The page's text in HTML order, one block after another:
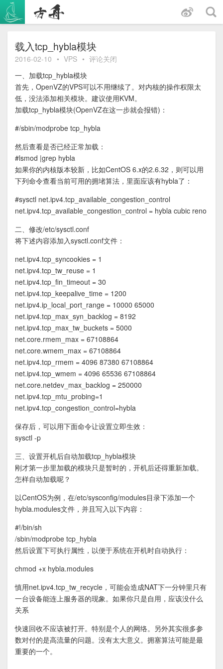
内
载入tcp_hybla模块
2016-02-10 • VPS • 评论关闭
一、加载tcp_hybla模块
首先，OpenVZ的VPS可以不用继续了。对内核的操作权限太
低，没法添加相关模块。建议使用KVM。
加载tcp_hybla模块(OpenVZ在这一步就会报错)：
#/sbin/modprobe tcp_hybla
然后查看是否已经正常加载：
#lsmod |grep hybla
如果你的内核版本较新，比如CentOS 6.x的2.6.32，则可以用
下列命令查看当前可用的拥堵算法，里面应该有hybla了：
#sysctl net.ipv4.tcp_available_congestion_control
net.ipv4.tcp_available_congestion_control = hybla cubic reno
二、修改/etc/sysctl.conf
将下述内容添加入sysctl.conf文件：
net.ipv4.tcp_syncookies = 1
net.ipv4.tcp_tw_reuse = 1
net.ipv4.tcp_fin_timeout = 30
net.ipv4.tcp_keepalive_time = 1200
net.ipv4.ip_local_port_range = 10000 65000
net.ipv4.tcp_max_syn_backlog = 8192
net.ipv4.tcp_max_tw_buckets = 5000
net.core.rmem_max = 67108864
net.core.wmem_max = 67108864
net.ipv4.tcp_rmem = 4096 87380 67108864
net.ipv4.tcp_wmem = 4096 65536 67108864
net.core.netdev_max_backlog = 250000
net.ipv4.tcp_mtu_probing=1
net.ipv4.tcp_congestion_control=hybla
保存后，可以用下面命令让设置立即生效：
sysctl -p
三、设置开机后自动加载tcp_hybla模块
刚才第一步里加载的模块只是暂时的，开机后还得重新加载。
怎样自动加载呢？
以CentOS为例，在/etc/sysconfig/modules目录下添加一个
hybla.modules文件，并且写入以下内容：
#!/bin/sh
/sbin/modprobe tcp_hybla
然后设置下可执行属性，以便于系统在开机时自动执行：
chmod +x hybla.modules
慎用net.ipv4.tcp_tw_recycle，可能会造成NAT下一分钟里只有
一台设备能连上服务器的现象。如果你只是自用，应该没什么
关系
快速回收不应该被打开。特别是个人的网络。另外其实很多参
数对付的是高流量的问题。没有太大意义。拥塞算法可能是最
重要的一个。